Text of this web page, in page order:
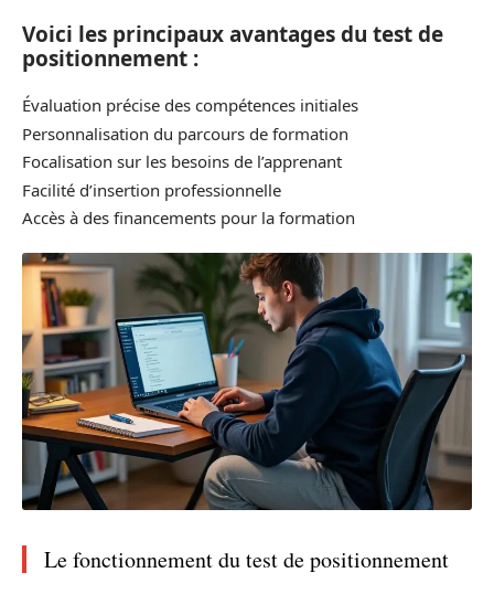
Voici les principaux avantages du test de
positionnement :
Évaluation précise des compétences initiales
Personnalisation du parcours de formation
Focalisation sur les besoins de l’apprenant
Facilité d’insertion professionnelle
Accès à des financements pour la formation
Le fonctionnement du test de positionnement